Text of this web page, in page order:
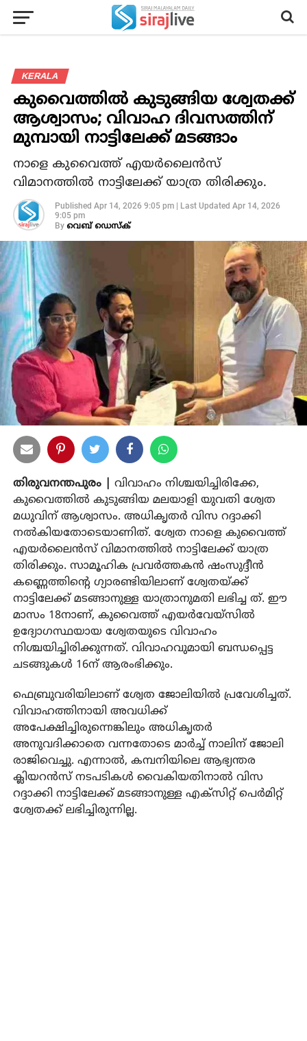
KERALA
കുവൈത്തില്‍ കുടുങ്ങിയ ശ്വേതക്ക്
ആശ്വാസം; വിവാഹ ദിവസത്തിന്
മുമ്പായി നാട്ടിലേക്ക് മടങ്ങാം
നാളെ കുവൈത്ത് എയര്‍ലൈന്‍സ്
വിമാനത്തില്‍ നാട്ടിലേക്ക് യാത്ര തിരിക്കും.
Published Apr 14, 2026 9:05 pm| Last Updated Apr 14, 2026
9:05 pm
By വെബ് ഡെസ്‌ക്
തിരുവനന്തപുരം |
വിവാഹം നിശ്ചയിച്ചിരിക്കേ,
കുവൈത്തില്‍ കുടുങ്ങിയ മലയാളി യുവതി ശ്വേത
മധുവിന് ആശ്വാസം. അധികൃതര്‍ വിസ റദ്ദാക്കി
നല്‍കിയതോടെയാണിത്. ശ്വേത നാളെ കുവൈത്ത്
എയര്‍ലൈന്‍സ് വിമാനത്തില്‍ നാട്ടിലേക്ക് യാത്ര
തിരിക്കും. സാമൂഹിക പ്രവര്‍ത്തകന്‍ ഷംസുദ്ദീന്‍
കണ്ണെത്തിന്റെ ഗ്യാരണ്ടിയിലാണ് ശ്വേതയ്ക്ക്
നാട്ടിലേക്ക് മടങ്ങാനുള്ള യാത്രാനുമതി ലഭിച്ച ത്. ഈ
മാസം 18നാണ്, കുവൈത്ത് എയര്‍വേയ്‌സില്‍
ഉദ്യോഗസ്ഥയായ ശ്വേതയുടെ വിവാഹം
നിശ്ചയിച്ചിരിക്കുന്നത്. വിവാഹവുമായി ബന്ധപ്പെട്ട
ചടങ്ങുകള്‍ 16ന് ആരംഭിക്കും.
ഫെബ്രുവരിയിലാണ് ശ്വേത ജോലിയില്‍ പ്രവേശിച്ചത്.
വിവാഹത്തിനായി അവധിക്ക്
അപേക്ഷിച്ചിരുന്നെങ്കിലും അധികൃതര്‍
അനുവദിക്കാതെ വന്നതോടെ മാര്‍ച്ച് നാലിന് ജോലി
രാജിവെച്ചു. എന്നാല്‍, കമ്പനിയിലെ ആഭ്യന്തര
ക്ലിയറന്‍സ് നടപടികള്‍ വൈകിയതിനാല്‍ വിസ
റദ്ദാക്കി നാട്ടിലേക്ക് മടങ്ങാനുള്ള എക്സിറ്റ് പെര്‍മിറ്റ്
ശ്വേതക്ക് ലഭിച്ചിരുന്നില്ല.